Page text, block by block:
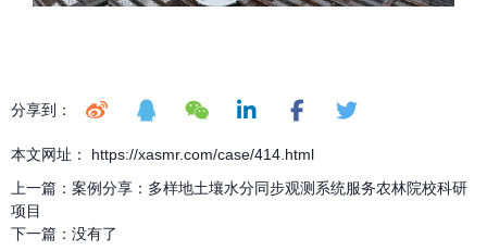
分享到：
本文网址： https://xasmr.com/case/414.html
上一篇： 案例分享：多样地土壤水分同步观测系统服务农林院校科研
项目
下一篇： 没有了